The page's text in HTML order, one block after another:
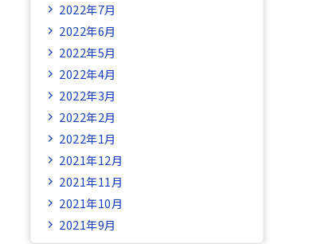
2022年7月
2022年6月
2022年5月
2022年4月
2022年3月
2022年2月
2022年1月
2021年12月
2021年11月
2021年10月
2021年9月